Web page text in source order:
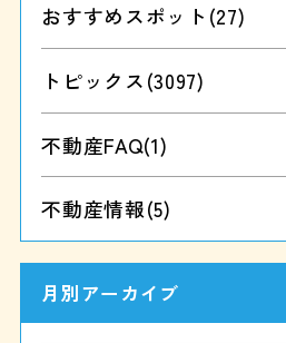
おすすめスポット (27)
トピックス(3097)
不動産FAQ(1)
不動産情報(5)
月別アーカイブ